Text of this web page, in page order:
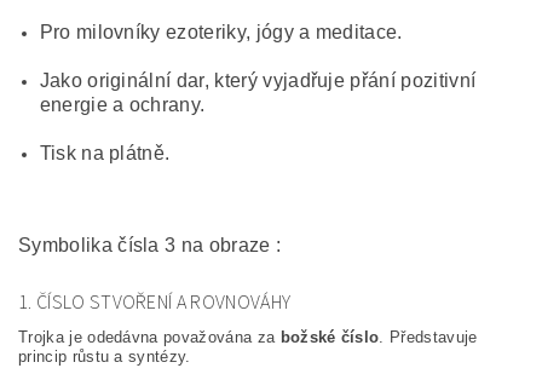
Pro milovníky ezoteriky, jógy a meditace.
Jako originální dar, který vyjadřuje přání pozitivní
energie a ochrany.
Tisk na plátně.
Symbolika čísla 3 na obraze :
1. ČÍSLO STVOŘENÍ A ROVNOVÁHY
Trojka je odedávna považována za božské číslo. Představuje
princip růstu a syntézy.